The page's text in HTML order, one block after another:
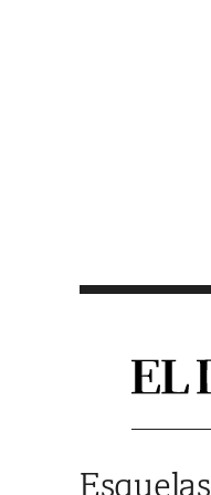
Esquelas